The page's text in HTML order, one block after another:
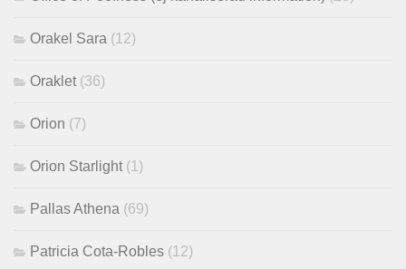
Orakel Sara (12)
Oraklet(36)
Orion (7)
Orion Starlight(1)
Pallas Athena (69)
Patricia Cota-Robles (12)